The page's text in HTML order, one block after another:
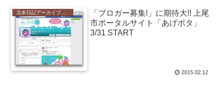
「ブロガー募集!」に期待大!! 上尾
市ポータルサイト「あげポタ」
3/31 START
2015.02.12